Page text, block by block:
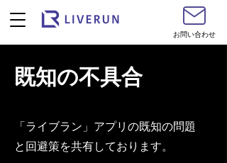
お問い合わせ
既知の不具合
​「ライブラン」アプリの既知の問題
と回避策を共有しております。